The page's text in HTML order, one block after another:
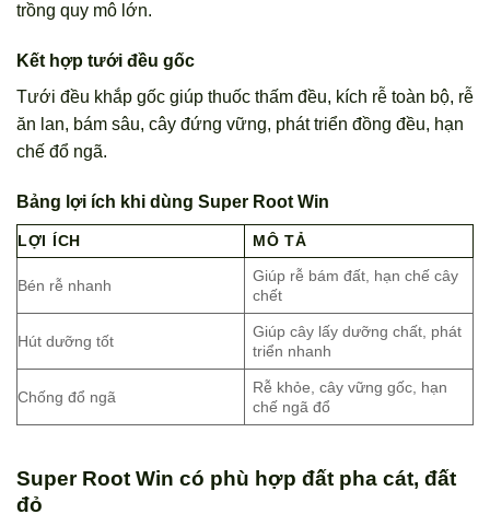
trồng quy mô lớn.
Kết hợp tưới đều gốc
Tưới đều khắp gốc giúp thuốc thấm đều, kích rễ toàn bộ, rễ
ăn lan, bám sâu, cây đứng vững, phát triển đồng đều, hạn
chế đổ ngã.
Bảng lợi ích khi dùng Super Root Win
LỢI ÍCH MÔ TẢ
Bén rễ nhanh
Giúp rễ bám đất, hạn chế cây
chết
Hút dưỡng tốt
Giúp cây lấy dưỡng chất, phát
triển nhanh
Chống đổ ngã
Rễ khỏe, cây vững gốc, hạn
chế ngã đổ
Super Root Win có phù hợp đất pha cát, đất
đỏ